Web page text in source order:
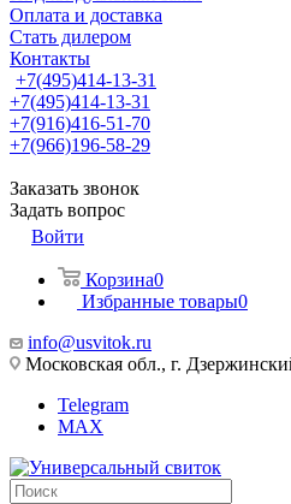
Оплата и доставка
Стать дилером
Контакты
+7(495)414-13-31
+7(495)414-13-31
+7(916)416-51-70
+7(966)196-58-29
Заказать звонок
Задать вопрос
Войти
Корзина0
Избранные товары0
info@usvitok.ru
Московская обл., г.
Telegram
MAX